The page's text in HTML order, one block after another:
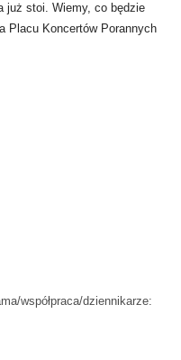
już stoi. Wiemy, co będzie
Placu Koncertów Porannych
współpraca/dziennikarze: